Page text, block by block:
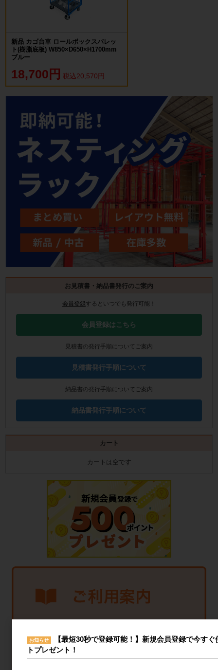
新品 カゴ台車 ロールボックスパレッ
ト(樹脂底板) W850×D650×H1700mm
ブルー
18,700円 税込20,570円
お見積書・納品書発行のご案内
会員登録するといつでも発行可能！
会員登録はこちら
見積書の発行手順についてご案内
見積書発行手順について
納品書の発行手順についてご案内
納品書発行手順について
カート
カートは空です
お知らせ
【最短30秒で登録可能！】新規会員登録で今す
トプレゼント！